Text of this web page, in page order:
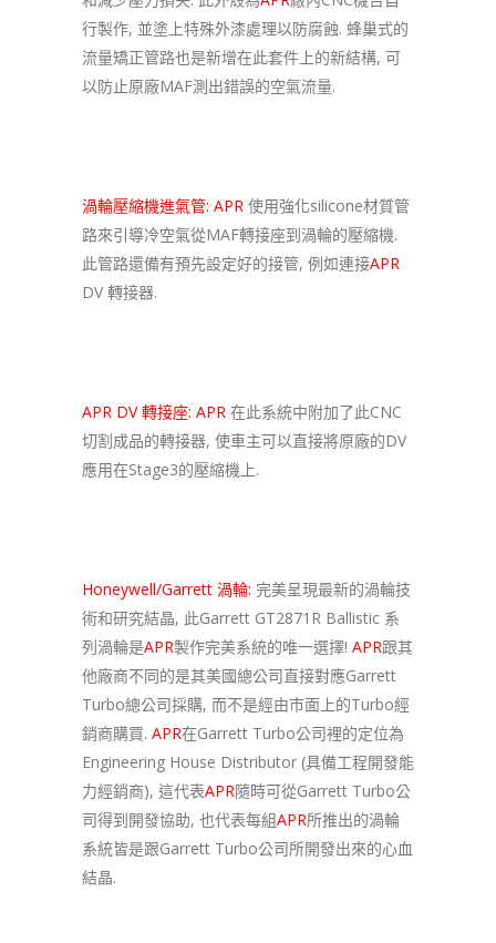
行製作, 並塗上特殊外漆處理以防腐蝕. 蜂巢式的
流量矯正管路也是新增在此套件上的新結構, 可
以防止原廠MAF測出錯誤的空氣流量.
渦輪壓縮機進氣管: APR 使用強化silicone材質管
路來引導冷空氣從MAF轉接座到渦輪的壓縮機.
此管路還備有預先設定好的接管, 例如連接APR
DV 轉接器.
APR DV 轉接座: APR 在此系統中附加了此CNC
切割成品的轉接器, 使車主可以直接將原廠的DV
應用在Stage3的壓縮機上.
Honeywell/Garrett 渦輪: 完美呈現最新的渦輪技
術和研究結晶, 此Garrett GT2871R Ballistic 系
列渦輪是APR製作完美系統的唯一選擇! APR跟其
他廠商不同的是其美國總公司直接對應Garrett
Turbo總公司採購, 而不是經由市面上的Turbo經
銷商購買. APR在Garrett Turbo公司裡的定位為
Engineering House Distributor (具備工程開發能
力經銷商), 這代表APR隨時可從Garrett Turbo公
司得到開發協助, 也代表每組APR所推出的渦輪
系統皆是跟Garrett Turbo公司所開發出來的心血
結晶.